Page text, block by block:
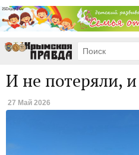
И не потеряли,
27 Май 2026